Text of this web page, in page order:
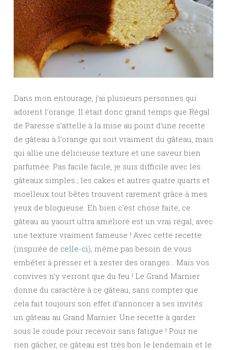
Dans mon entourage, j’ai plusieurs personnes qui
adorent l’orange. Il était donc grand temps que Régal
de Paresse s’attelle à la mise au point d’une recette
de gâteau à l’orange qui soit vraiment du gâteau, mais
qui allie une délicieuse texture et une saveur bien
parfumée. Pas facile facile, je suis difficile avec les
gâteaux simples ; les cakes et autres quatre quarts et
moelleux tout bêtes trouvent rarement grâce à mes
yeux de blogueuse. Eh bien c’est chose faite, ce
gâteau au yaourt ultra amélioré est un vrai régal, avec
une texture vraiment fameuse ! Avec cette recette
(inspirée de celle-ci), même pas besoin de vous
embêter à presser et à zester des oranges… Mais vos
convives n’y verront que du feu ! Le Grand Marnier
donne du caractère à ce gâteau, sans compter que
cela fait toujours son effet d’annoncer à ses invités
un gâteau au Grand Marnier. Une recette à garder
sous le coude pour recevoir sans fatigue ! Pour ne
rien gâcher, ce gâteau est très bon le lendemain et le